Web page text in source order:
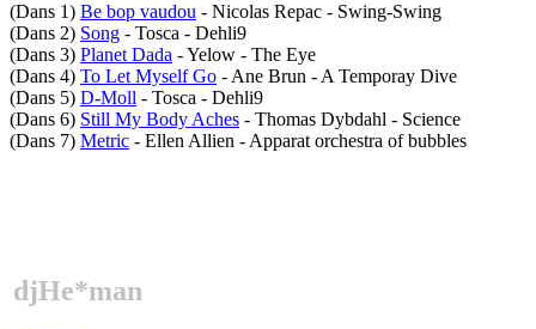
(Dans 1) Be bop vaudou - Nicolas Repac - Swing-Swing
(Dans 2) Song - Tosca - Dehli9
(Dans 3) Planet Dada - Yelow - The Eye
(Dans 4) To Let Myself Go - Ane Brun - A Temporay Dive
(Dans 5) D-Moll - Tosca - Dehli9
(Dans 6) Still My Body Aches - Thomas Dybdahl - Science
(Dans 7) Metric - Ellen Allien - Apparat orchestra of bubbles
djHe*man